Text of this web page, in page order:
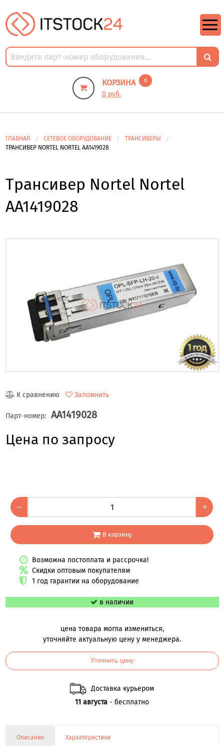
КОРЗИНА 0
0 руб.
ГЛАВНАЯ СЕТЕВОЕ ОБОРУДОВАНИЕ
ТРАНСИВЕРЫ
ТРАНСИВЕР NORTEL NORTEL AA1419028
Трансивер Nortel Nortel
AA1419028
К сравнению Запомнить
Парт-номер: AA1419028
Цена по запросу
– +
В корзину
Возможна постоплата и рассрочка!
Скидки оптовым покупателям
1 год гарантии на оборудование
в наличии
цена товара могла измениться,
уточняйте актуальную цену у менеджера.
Уточнить цену
Доставка курьером
11 августа - бесплатно
Описание Характеристики